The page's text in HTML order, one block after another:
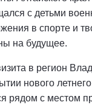
с детьми
в спорте и
на будущее.
в регион
нового
рядом с местом